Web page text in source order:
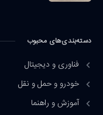
دسته‌بندی‌های محبوب
فناوری و دیجیتال
خودرو و حمل و نقل
آموزش و راهنما